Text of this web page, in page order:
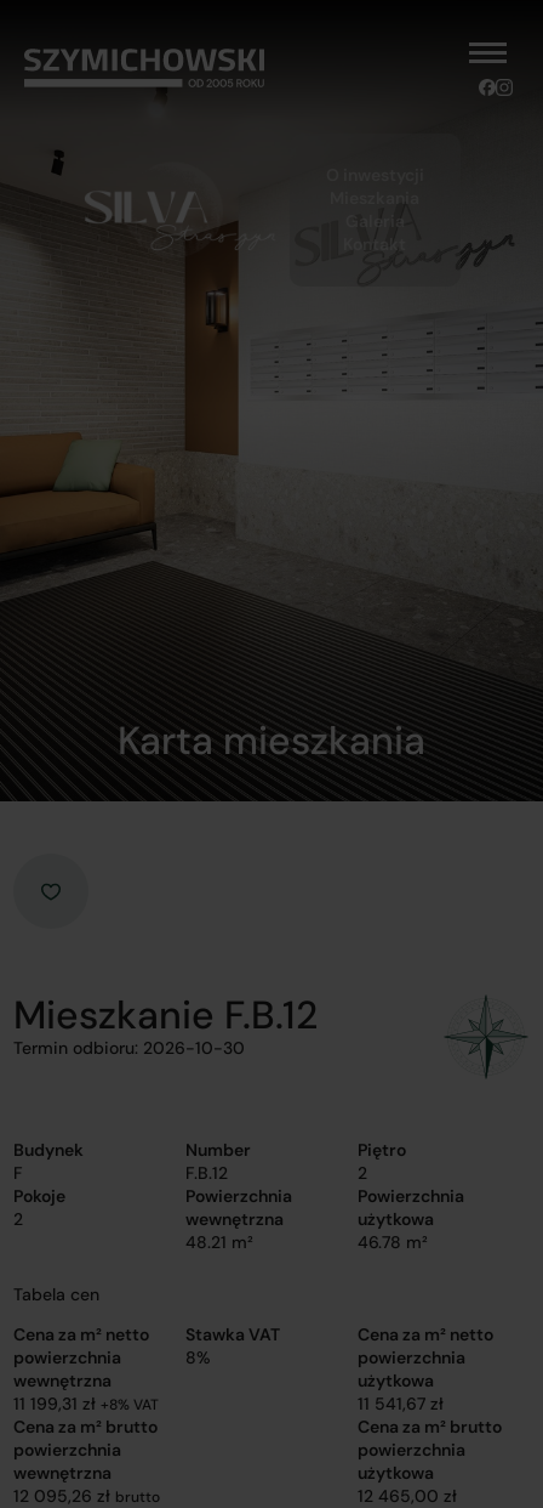
Galeria
Kontakt
Karta mieszkania
Mieszkanie F.B.12
Termin odbioru: 2026-10-30
Budynek
F
Number
F.B.12
Piętro
2
Pokoje
2
Powierzchnia
wewnętrzna
48.21 m²
Powierzchnia
użytkowa
46.78 m²
Tabela cen
Cena za m² netto
powierzchnia
wewnętrzna
11 199,31 zł+8% VAT
Stawka VAT
8%
Cena za m² netto
powierzchnia
użytkowa
11 541,67 zł
Cena za m² brutto
powierzchnia
wewnętrzna
12 095,26 zł brutto
Cena za m² brutto
powierzchnia
użytkowa
12 465,00 zł